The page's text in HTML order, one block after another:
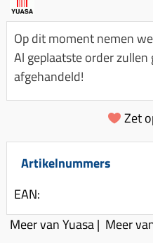
Spanningsregelaar
Toerenbegrenzer
Remlichtschakelaar
Led verlichting
Luchtfilter (delen)
Luchtfilter deksel
Motor blokken
Motorblok (delen)
Pakking (sets)
Vlotterbak pakking
Powerfilter
Schakel (delen)
Km teller kabel
Kickstart deksel
Kickstartpedaal
Kickstart ronsel
Stuur (delen)
Remblokken
Olie-
Oppakbeugel
Scooter alarm
Scooter Kleding
Stickers
Stuurslot
Op dit moment nemen
Al geplaatste order
afgehandeld!
Zet
Artikelnummers
EAN:
Meer van Yuasa| Meer